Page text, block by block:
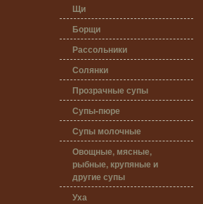
Щи
Борщи
Рассольники
Солянки
Прозрачные супы
Супы-пюре
Супы молочные
Овощные, мясные,
рыбные, крупяные и
другие супы
Уха